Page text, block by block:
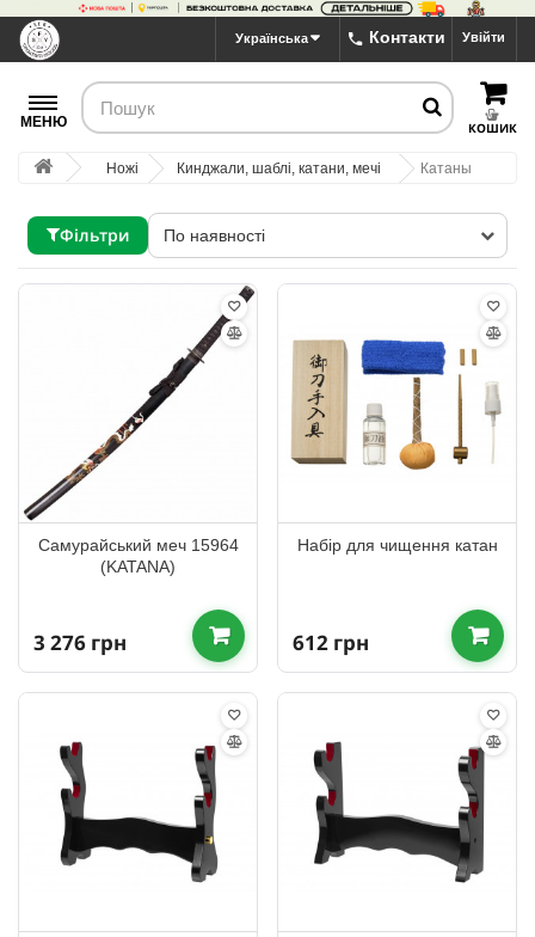
Увійти
Контакти
Українська
КОШИК
МЕНЮ
Ножі Кинджали, шаблі, катани, мечі Катаны
Фільтри
Самурайський меч 15964
(KATANA)
3 276 грн
Набір для чищення катан
612 грн